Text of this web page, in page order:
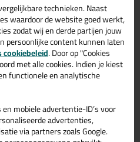
technieken. Naast
waardoor de website goed werkt,
zodat wij en derde partijen jouw
persoonlijke content kunnen laten
cookiebeleid. Door op "Cookies
met alle cookies. Indien je kiest
functionele en analytische
mobiele advertentie-ID’s voor
advertenties,
via partners zoals Google.